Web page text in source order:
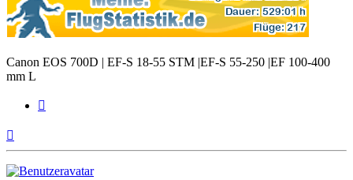
Canon EOS 700D | EF-S 18-55 STM |EF-S 55-250 |EF 100-400
mm L
oben